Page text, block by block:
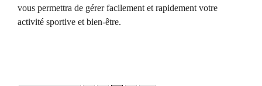
vous permettra de gérer facilement et rapidement votre
activité sportive et bien-être.